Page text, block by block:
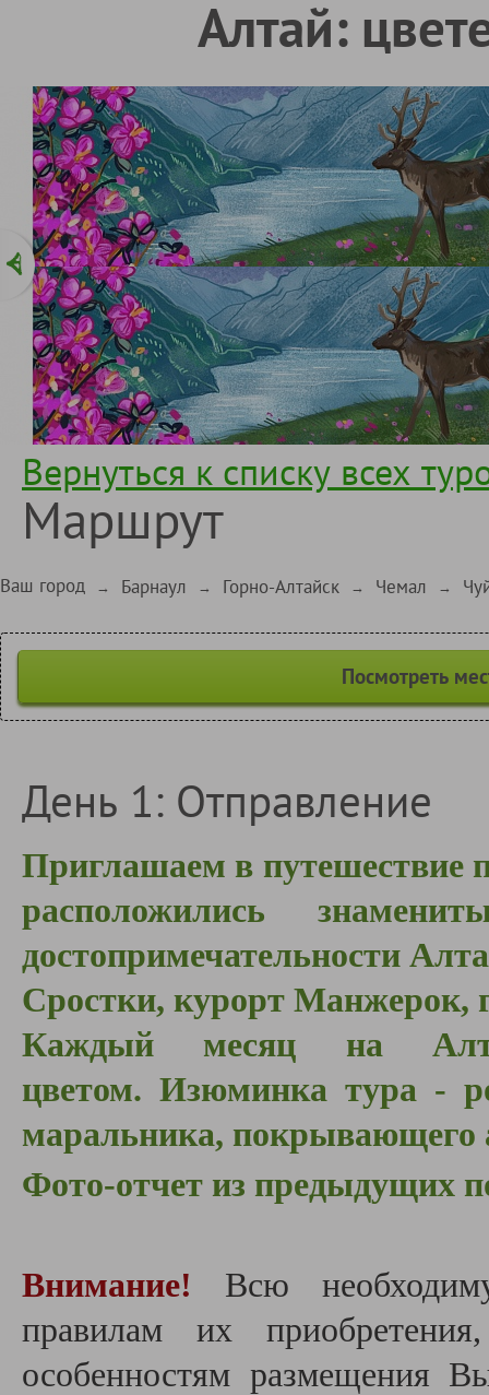
Алтай:
Вернуться к списку всех
Маршрут
Ваш город → Барнаул → Горно-Алтайск → Чемал →
Посмотреть
День 1: Отправление
Приглашаем в путешествие
расположились
достопримечательности
Сростки, курорт Манжерок,
Каждый месяц на
цветом. Изюминка тура -
маральника, покрывающего
Фото-отчет из предыдущих
Внимание! Всю
правилам их
особенностям размещения